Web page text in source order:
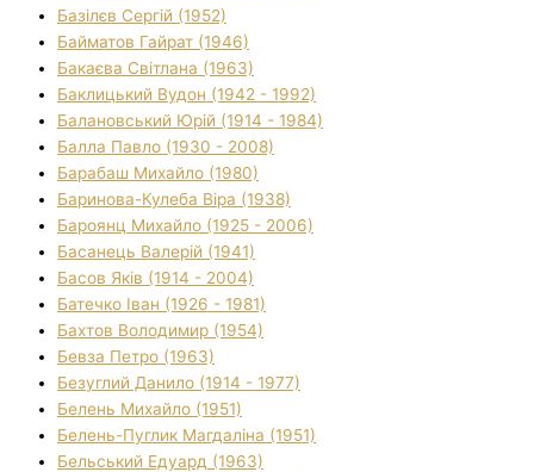
Базілєв Сергій (1952)
Байматов Гайрат (1946)
Бакаєва Світлана (1963)
Баклицький Вудон (1942 - 1992)
Балановський Юрій (1914 - 1984)
Балла Павло (1930 - 2008)
Барабаш Михайло (1980)
Баринова-Кулеба Віра (1938)
Бароянц Михайло (1925 - 2006)
Басанець Валерій (1941)
Басов Яків (1914 - 2004)
Батечко Іван (1926 - 1981)
Бахтов Володимир (1954)
Бевза Петро (1963)
Безуглий Данило (1914 - 1977)
Белень Михайло (1951)
Белень-Пуглик Магдаліна (1951)
Бельський Едуард (1963)